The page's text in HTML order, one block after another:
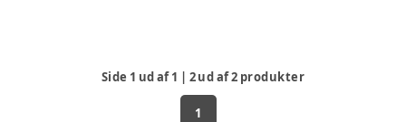
Side 1 ud af1 | 2ud af2 produkter
1